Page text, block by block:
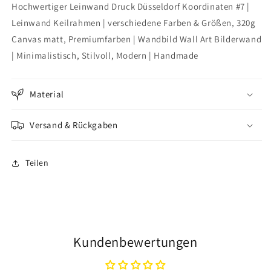
Koordinaten
#7
Koordinaten
#7
Hochwertiger Leinwand Druck Düsseldorf Koordinaten #7 |
Leinwand Keilrahmen | verschiedene Farben & Größen, 320g
Canvas matt, Premiumfarben | Wandbild Wall Art Bilderwand
| Minimalistisch, Stilvoll, Modern | Handmade
Material
Versand & Rückgaben
Teilen
Kundenbewertungen